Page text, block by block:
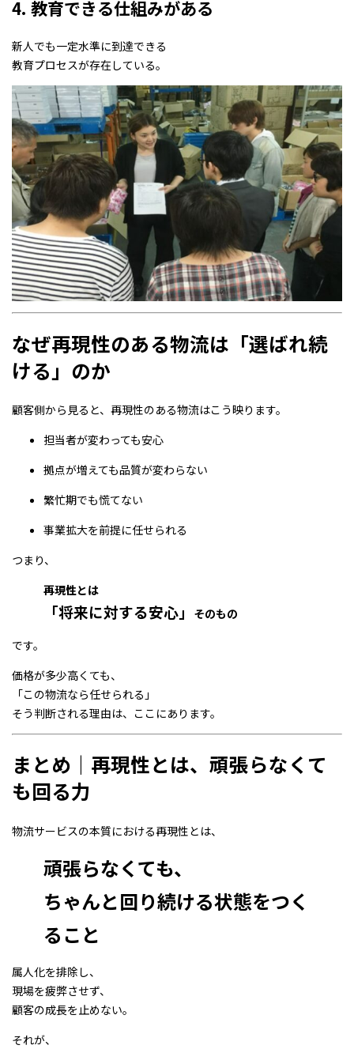
4. 教育できる仕組みがある
新人でも一定水準に到達できる
教育プロセスが存在している。
なぜ再現性のある物流は「選ばれ続
ける」のか
顧客側から見ると、再現性のある物流はこう映ります。
担当者が変わっても安心
拠点が増えても品質が変わらない
繁忙期でも慌てない
事業拡大を前提に任せられる
つまり、
再現性とは
「将来に対する安心」
そのもの
です。
価格が多少高くても、
「この物流なら任せられる」
そう判断される理由は、ここにあります。
まとめ｜再現性とは、頑張らなくて
も回る力
物流サービスの本質における再現性とは、
頑張らなくても、
ちゃんと回り続ける状態をつく
ること
属人化を排除し、
現場を疲弊させず、
顧客の成長を止めない。
それが、